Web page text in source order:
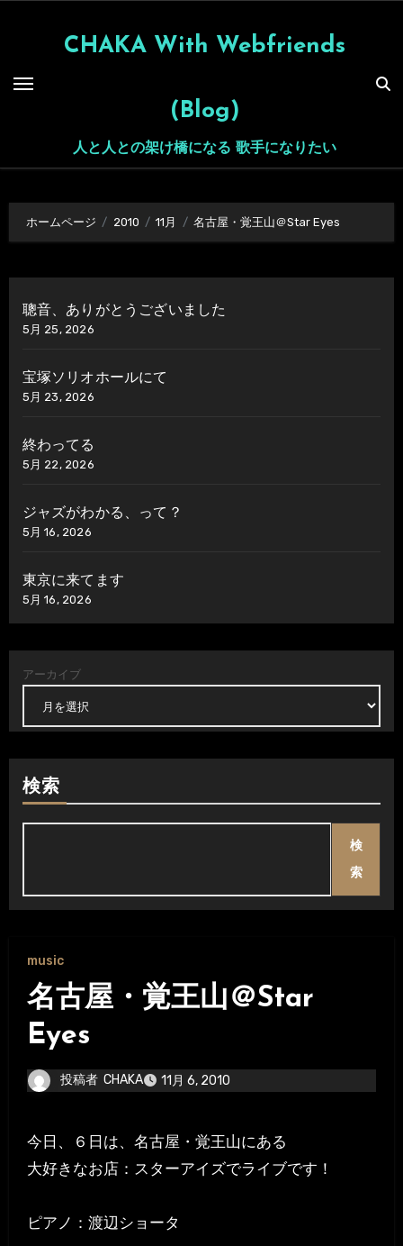
CHAKA With Webfriends
(Blog)
人と人との架け橋になる 歌手になりたい
ホームページ 2010 11月 名古屋・覚王山＠Star Eyes
聰音、ありがとうございました
5月 25, 2026
宝塚ソリオホールにて
5月 23, 2026
終わってる
5月 22, 2026
ジャズがわかる、って？
5月 16, 2026
東京に来てます
5月 16, 2026
アーカイブ
検索
検
索
music
名古屋・覚王山＠Star
Eyes
投稿者 CHAKA 11月 6, 2010
今日、６日は、名古屋・覚王山にある
大好きなお店：スターアイズでライブです！
ピアノ：渡辺ショータ